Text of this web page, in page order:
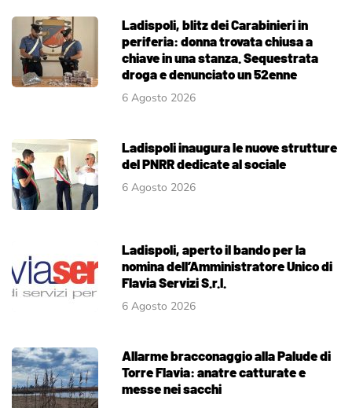
Ladispoli, blitz dei Carabinieri in
periferia: donna trovata chiusa a
chiave in una stanza. Sequestrata
droga e denunciato un 52enne
6 Agosto 2026
Ladispoli inaugura le nuove strutture
del PNRR dedicate al sociale
6 Agosto 2026
Ladispoli, aperto il bando per la
nomina dell’Amministratore Unico di
Flavia Servizi S.r.l.
6 Agosto 2026
Allarme bracconaggio alla Palude di
Torre Flavia: anatre catturate e
messe nei sacchi